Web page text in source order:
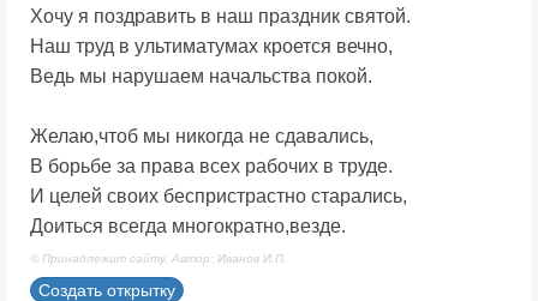
Хочу я поздравить в наш праздник святой.
Наш труд в ультиматумах кроется вечно,
Ведь мы нарушаем начальства покой.
Желаю,чтоб мы никогда не сдавались,
В борьбе за права всех рабочих в труде.
И целей своих беспристрастно старались,
Доиться всегда многократно,везде.
© Принадлежит сайту. Автор: Иванов И.П.
Создать открытку